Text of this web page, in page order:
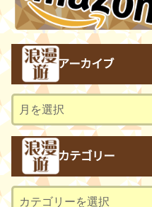
アーカイブ
ア
ー
イ
ブ
カテゴリー
カ